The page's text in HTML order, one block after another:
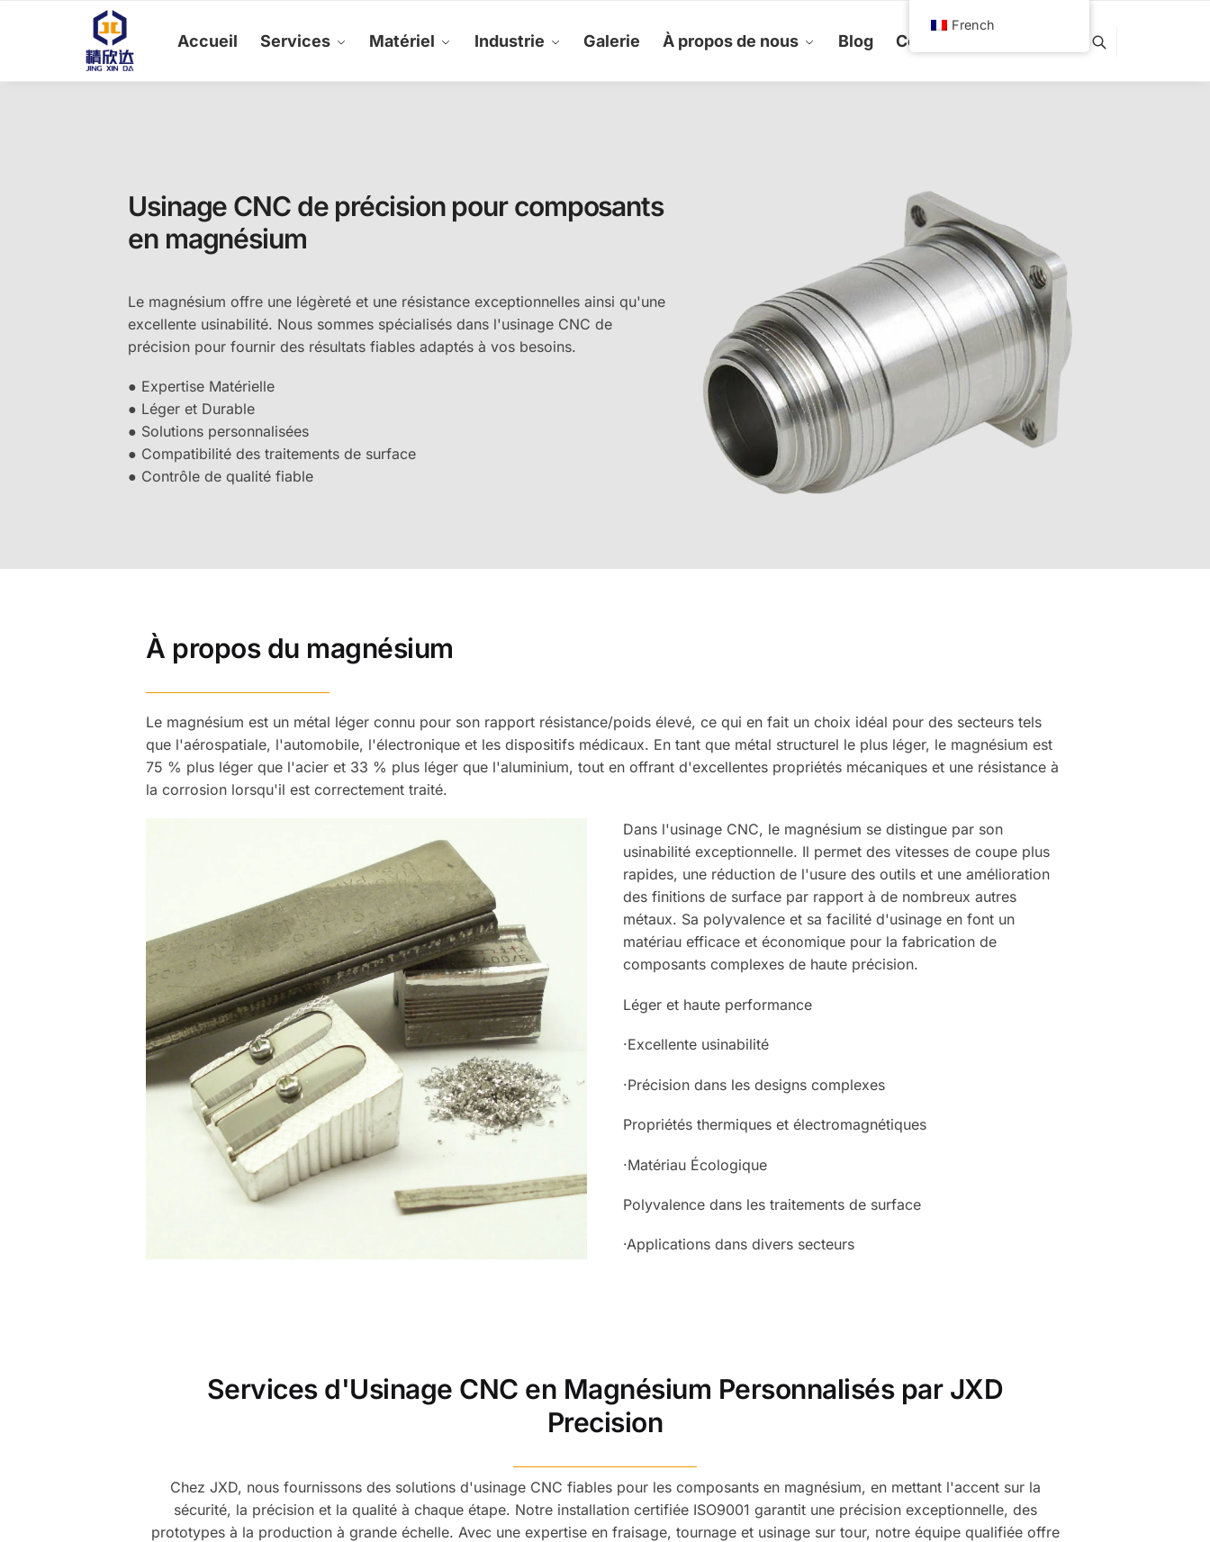
Accueil Services Matériel Industrie Galerie À propos de nous Blog Contactez-nous
Usinage CNC de précision pour composants
en magnésium
Le magnésium offre une légèreté et une résistance exceptionnelles ainsi qu'une
excellente usinabilité. Nous sommes spécialisés dans l'usinage CNC de
précision pour fournir des résultats fiables adaptés à vos besoins.
● Expertise Matérielle
● Léger et Durable
● Solutions personnalisées
● Compatibilité des traitements de surface
● Contrôle de qualité fiable
À propos du magnésium
Le magnésium est un métal léger connu pour son rapport résistance/poids élevé, ce qui en fait un choix idéal pour des secteurs tels
que l'aérospatiale, l'automobile, l'électronique et les dispositifs médicaux. En tant que métal structurel le plus léger, le magnésium est
75 % plus léger que l'acier et 33 % plus léger que l'aluminium, tout en offrant d'excellentes propriétés mécaniques et une résistance à
la corrosion lorsqu'il est correctement traité.
Dans l'usinage CNC, le magnésium se distingue par son
usinabilité exceptionnelle. Il permet des vitesses de coupe plus
rapides, une réduction de l'usure des outils et une amélioration
des finitions de surface par rapport à de nombreux autres
métaux. Sa polyvalence et sa facilité d'usinage en font un
matériau efficace et économique pour la fabrication de
composants complexes de haute précision.
Léger et haute performance
·Excellente usinabilité
·Précision dans les designs complexes
Propriétés thermiques et électromagnétiques
·Matériau Écologique
Polyvalence dans les traitements de surface
·Applications dans divers secteurs
Services d'Usinage CNC en Magnésium Personnalisés par JXD
Precision
Chez JXD, nous fournissons des solutions d'usinage CNC fiables pour les composants en magnésium, en mettant l'accent sur la
sécurité, la précision et la qualité à chaque étape. Notre installation certifiée ISO9001 garantit une précision exceptionnelle, des
prototypes à la production à grande échelle. Avec une expertise en fraisage, tournage et usinage sur tour, notre équipe qualifiée offre
French